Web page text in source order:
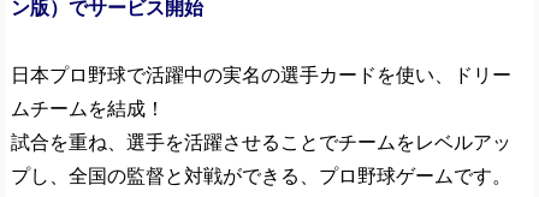
ン版）でサービス開始
日本プロ野球で活躍中の実名の選手カードを使い、ドリー
ムチームを結成！
試合を重ね、選手を活躍させることでチームをレベルアッ
プし、全国の監督と対戦ができる、プロ野球ゲームです。